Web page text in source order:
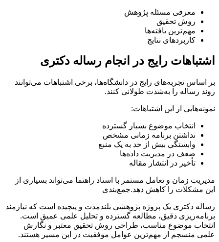
معرفی مسئله پژوهش
روش تحقیق
مهم‌ترین یافته‌ها
کاربردهای نتایج
اشتباهات رایج در انجام رساله دکتری
بر اساس تجربه‌های رایج در دانشگاه‌ها، برخی اشتباهات می‌توانند
روند رساله را به‌شدت طولانی کنند.
نمونه‌هایی از این اشتباهات:
انتخاب موضوع بسیار گسترده
نداشتن برنامه زمانی مشخص
وابستگی بیش از حد به یک منبع
ضعف در مدیریت داده‌ها
تأخیر در انتشار مقاله
مدیریت زمان و تعامل مستمر با استاد راهنما می‌تواند بسیاری از
این مشکلات را کاهش دهد.جمع‌بندی
رساله دکتری یک پروژه پژوهشی بلندمدت و پیچیده است که نیازمند
برنامه‌ریزی دقیق، مطالعه گسترده و تحلیل علمی عمیق است.
انتخاب موضوع مناسب، طراحی روش تحقیق معتبر و نگارش
علمی منسجم از مهم‌ترین عوامل موفقیت در این مسیر هستند.